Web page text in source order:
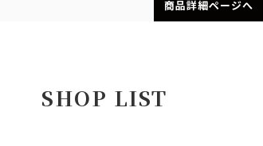
商品詳細ページへ
SHOP LIST